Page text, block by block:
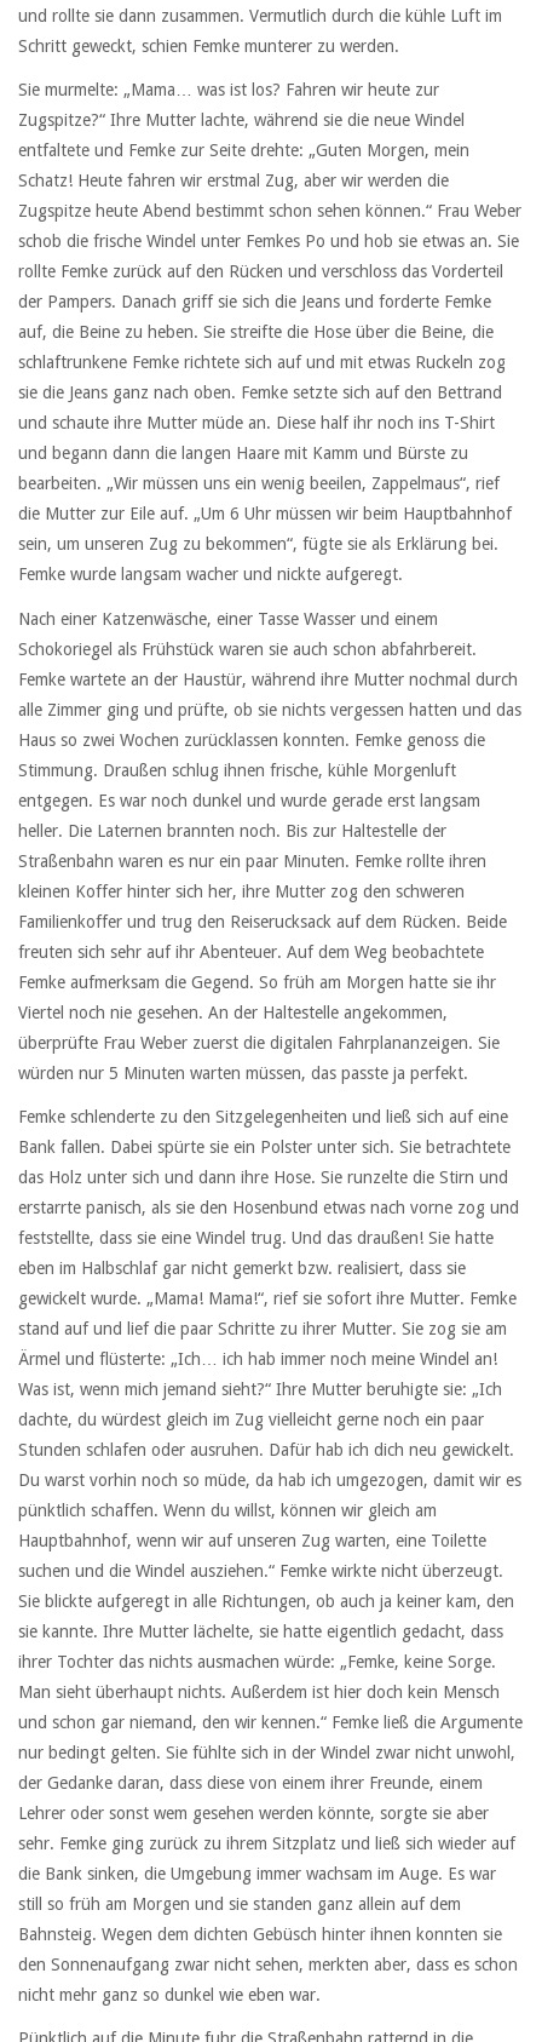
und rollte sie dann zusammen. Vermutlich durch die kühle Luft im
Schritt geweckt, schien Femke munterer zu werden.
Sie murmelte: „Mama… was ist los? Fahren wir heute zur
Zugspitze?“ Ihre Mutter lachte, während sie die neue Windel
entfaltete und Femke zur Seite drehte: „Guten Morgen, mein
Schatz! Heute fahren wir erstmal Zug, aber wir werden die
Zugspitze heute Abend bestimmt schon sehen können.“ Frau Weber
schob die frische Windel unter Femkes Po und hob sie etwas an. Sie
rollte Femke zurück auf den Rücken und verschloss das Vorderteil
der Pampers. Danach griff sie sich die Jeans und forderte Femke
auf, die Beine zu heben. Sie streifte die Hose über die Beine, die
schlaftrunkene Femke richtete sich auf und mit etwas Ruckeln zog
sie die Jeans ganz nach oben. Femke setzte sich auf den Bettrand
und schaute ihre Mutter müde an. Diese half ihr noch ins T-Shirt
und begann dann die langen Haare mit Kamm und Bürste zu
bearbeiten. „Wir müssen uns ein wenig beeilen, Zappelmaus“, rief
die Mutter zur Eile auf. „Um 6 Uhr müssen wir beim Hauptbahnhof
sein, um unseren Zug zu bekommen“, fügte sie als Erklärung bei.
Femke wurde langsam wacher und nickte aufgeregt.
Nach einer Katzenwäsche, einer Tasse Wasser und einem
Schokoriegel als Frühstück waren sie auch schon abfahrbereit.
Femke wartete an der Haustür, während ihre Mutter nochmal durch
alle Zimmer ging und prüfte, ob sie nichts vergessen hatten und das
Haus so zwei Wochen zurücklassen konnten. Femke genoss die
Stimmung. Draußen schlug ihnen frische, kühle Morgenluft
entgegen. Es war noch dunkel und wurde gerade erst langsam
heller. Die Laternen brannten noch. Bis zur Haltestelle der
Straßenbahn waren es nur ein paar Minuten. Femke rollte ihren
kleinen Koffer hinter sich her, ihre Mutter zog den schweren
Familienkoffer und trug den Reiserucksack auf dem Rücken. Beide
freuten sich sehr auf ihr Abenteuer. Auf dem Weg beobachtete
Femke aufmerksam die Gegend. So früh am Morgen hatte sie ihr
Viertel noch nie gesehen. An der Haltestelle angekommen,
überprüfte Frau Weber zuerst die digitalen Fahrplananzeigen. Sie
würden nur 5 Minuten warten müssen, das passte ja perfekt.
Femke schlenderte zu den Sitzgelegenheiten und ließ sich auf eine
Bank fallen. Dabei spürte sie ein Polster unter sich. Sie betrachtete
das Holz unter sich und dann ihre Hose. Sie runzelte die Stirn und
erstarrte panisch, als sie den Hosenbund etwas nach vorne zog und
feststellte, dass sie eine Windel trug. Und das draußen! Sie hatte
eben im Halbschlaf gar nicht gemerkt bzw. realisiert, dass sie
gewickelt wurde. „Mama! Mama!“, rief sie sofort ihre Mutter. Femke
stand auf und lief die paar Schritte zu ihrer Mutter. Sie zog sie am
Ärmel und flüsterte: „Ich… ich hab immer noch meine Windel an!
Was ist, wenn mich jemand sieht?“ Ihre Mutter beruhigte sie: „Ich
dachte, du würdest gleich im Zug vielleicht gerne noch ein paar
Stunden schlafen oder ausruhen. Dafür hab ich dich neu gewickelt.
Du warst vorhin noch so müde, da hab ich umgezogen, damit wir es
pünktlich schaffen. Wenn du willst, können wir gleich am
Hauptbahnhof, wenn wir auf unseren Zug warten, eine Toilette
suchen und die Windel ausziehen.“ Femke wirkte nicht überzeugt.
Sie blickte aufgeregt in alle Richtungen, ob auch ja keiner kam, den
sie kannte. Ihre Mutter lächelte, sie hatte eigentlich gedacht, dass
ihrer Tochter das nichts ausmachen würde: „Femke, keine Sorge.
Man sieht überhaupt nichts. Außerdem ist hier doch kein Mensch
und schon gar niemand, den wir kennen.“ Femke ließ die Argumente
nur bedingt gelten. Sie fühlte sich in der Windel zwar nicht unwohl,
der Gedanke daran, dass diese von einem ihrer Freunde, einem
Lehrer oder sonst wem gesehen werden könnte, sorgte sie aber
sehr. Femke ging zurück zu ihrem Sitzplatz und ließ sich wieder auf
die Bank sinken, die Umgebung immer wachsam im Auge. Es war
still so früh am Morgen und sie standen ganz allein auf dem
Bahnsteig. Wegen dem dichten Gebüsch hinter ihnen konnten sie
den Sonnenaufgang zwar nicht sehen, merkten aber, dass es schon
nicht mehr ganz so dunkel wie eben war.